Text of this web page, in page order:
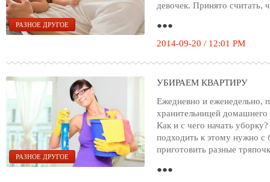
РАЗНОЕ ДРУГОЕ
девочек. Принято считать,
●●●
2014-09-20 / 12:01 PM
РАЗНОЕ ДРУГОЕ
УБИРАЕМ КВАРТИРУ
Ежедневно и еженедельно,
хранительницей домашнего
Как и с чего начать
подходить к этому нужно с
приготовить разные
●●●